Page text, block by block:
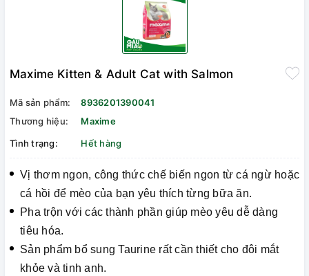
Maxime Kitten & Adult Cat with Salmon
Mã sản phẩm:
8936201390041
Thương hiệu:
Maxime
Tình trạng:
Hết hàng
Vị thơm ngon, công thức chế biến ngon từ cá ngừ hoặc
cá hồi để mèo của bạn yêu thích từng bữa ăn.
Pha trộn với các thành phần giúp mèo yêu dễ dàng
tiêu hóa.
Sản phẩm bổ sung Taurine rất cần thiết cho đôi mắt
khỏe và tinh anh.